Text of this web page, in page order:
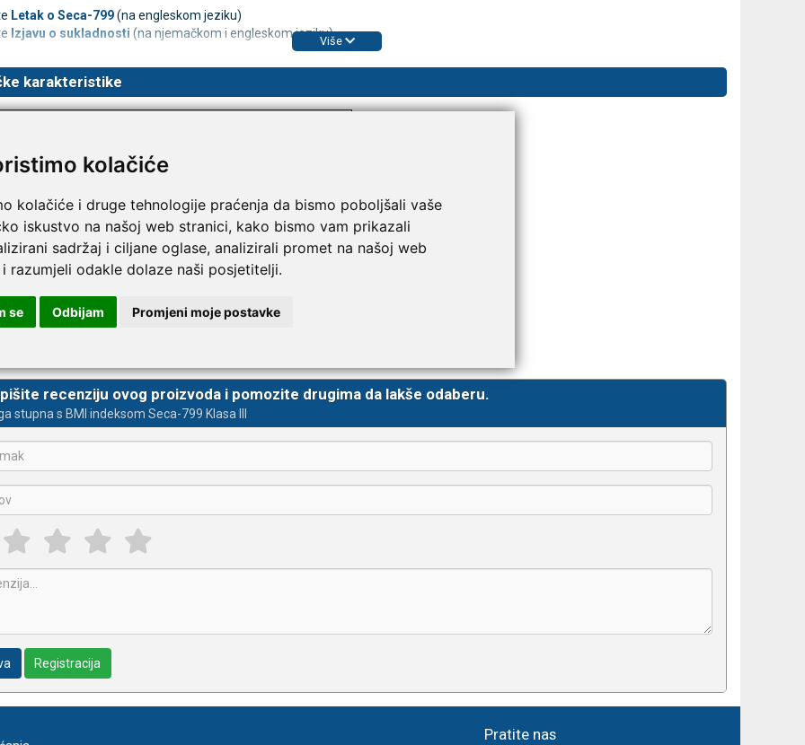
kolačiće
kolačiće i druge tehnologije praćenja da bismo poboljšali vaše
iskustvo na našoj web stranici, kako bismo vam prikazali
sadržaj i ciljane oglase, analizirali promet na našoj web
razumjeli odakle dolaze naši posjetitelji.
se Odbijam Promjeni moje postavke
Letak o Seca-799(na engleskom jeziku)
Izjavu o sukladnosti (na njemačkom i engleskom jeziku)
Više
karakteristike
200 kg
(g):
100 g < 150 kg > 200 g
baterija
(ŠxVxD):
294 x 831 x 417 mm
postolja (ŠxVxD):
272 x 75 x 280 mm
recenziju ovog proizvoda i pomozite drugima da lakše odaberu.
stupna s BMI indeksom Seca-799 Klasa III
Registracija
Pratite nas